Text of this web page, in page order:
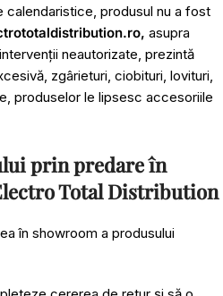
calendaristice, produsul nu a fost
asupra
neautorizate, prezintă
zgârieturi, ciobituri, lovituri,
produselor le lipsesc accesoriile
prin predare în
Total Distribution
în showroom a produsului